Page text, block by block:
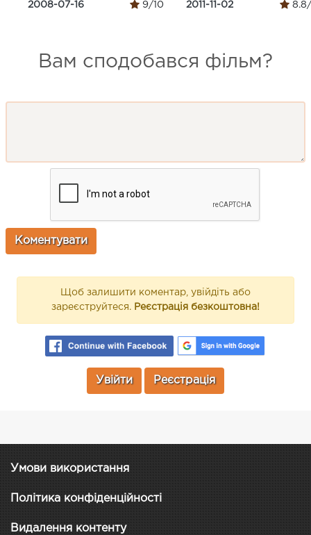
2008-07-16 9/10 2011-11-02 8.8/
Вам сподобався фільм?
Щоб залишити коментар, увійдіть або
зареєструйтеся. Реєстрація безкоштовна!
Увійти Реєстрація
Умови використання
Політика конфіденційності
Видалення контенту